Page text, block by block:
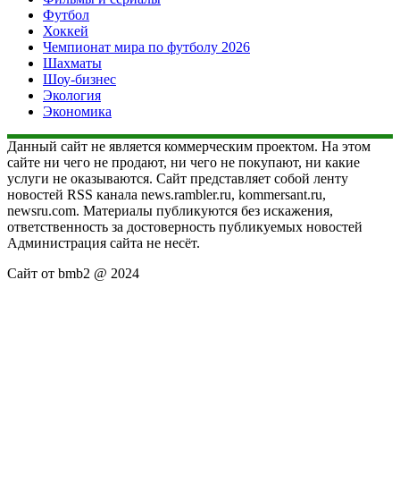
Футбол
Хоккей
Чемпионат мира по футболу 2026
Шахматы
Шоу-бизнес
Экология
Экономика
Данный сайт не является коммерческим проектом. На этом
сайте ни чего не продают, ни чего не покупают, ни какие
услуги не оказываются. Сайт представляет собой ленту
новостей RSS канала news.rambler.ru, kommersant.ru,
newsru.com. Материалы публикуются без искажения,
ответственность за достоверность публикуемых новостей
Администрация сайта не несёт.
Сайт от bmb2 @ 2024